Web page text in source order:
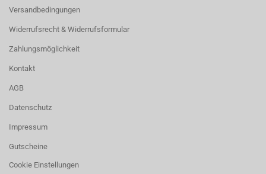
Versandbedingungen
Widerrufsrecht & Widerrufsformular
Zahlungsmöglichkeit
Kontakt
AGB
Datenschutz
Impressum
Gutscheine
Cookie Einstellungen